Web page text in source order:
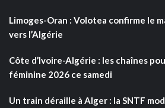
Limoges-Oran : Volotea confirme le
vers l’Algérie
Côte d’Ivoire-Algérie : les chaînes
féminine 2026 ce samedi
Un train déraille à Alger : la SNTF